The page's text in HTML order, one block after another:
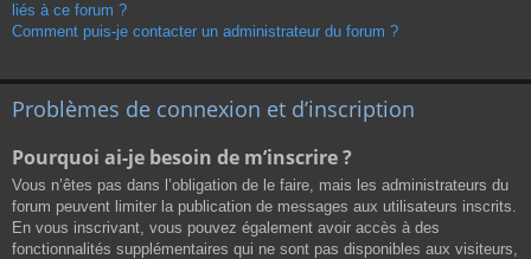
liés à ce forum ?
Comment puis-je contacter un administrateur du forum ?
Problèmes de connexion et d’inscription
Pourquoi ai-je besoin de m’inscrire ?
Vous n’êtes pas dans l’obligation de le faire, mais les administrateurs du
forum peuvent limiter la publication de messages aux utilisateurs inscrits.
En vous inscrivant, vous pouvez également avoir accès à des
fonctionnalités supplémentaires qui ne sont pas disponibles aux visiteurs,